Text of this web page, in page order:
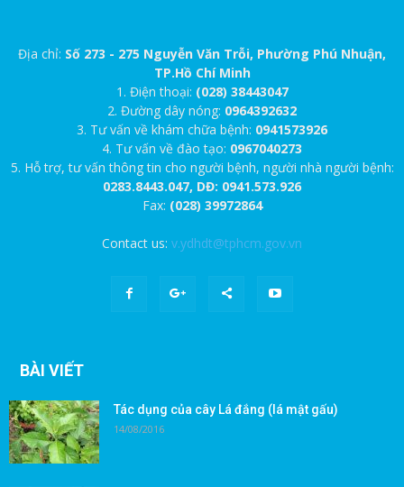
Địa chỉ: Số 273 - 275 Nguyễn Văn Trỗi, Phường Phú Nhuận,
TP.Hồ Chí Minh
1. Điện thoại: (028) 38443047
2. Đường dây nóng: 0964392632
3. Tư vấn về khám chữa bệnh: 0941573926
4. Tư vấn về đào tạo: 0967040273
5. Hỗ trợ, tư vấn thông tin cho người bệnh, người nhà người bệnh:
0283.8443.047, DĐ: 0941.573.926
Fax: (028) 39972864
Contact us: v.ydhdt@tphcm.gov.vn
BÀI VIẾT
Tác dụng của cây Lá đắng (lá mật gấu)
14/08/2016